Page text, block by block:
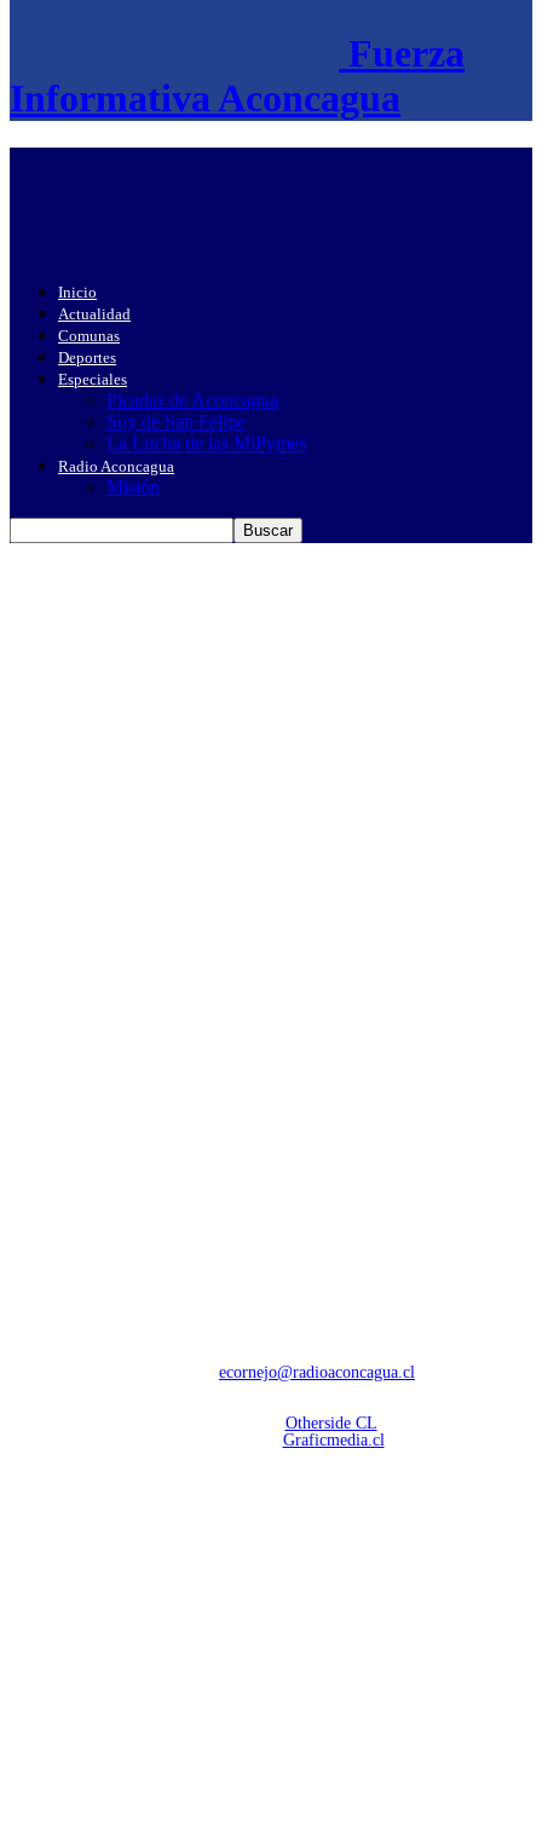
Fuerza
Informativa Aconcagua
Inicio
Actualidad
Comunas
Deportes
Especiales
Picadas de Aconcagua
Soy de San Felipe
La Lucha de las MiPymes
Radio Aconcagua
Misión
ecornejo@radioaconcagua.cl
Otherside CL
Graficmedia.cl